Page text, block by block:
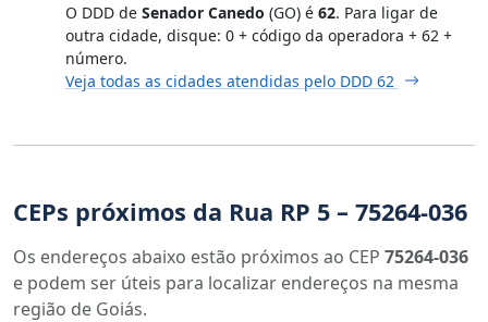
O DDD de Senador Canedo (GO) é 62. Para ligar de
outra cidade, disque: 0 + código da operadora + 62 +
número.
Veja todas as cidades atendidas pelo DDD 62
CEPs próximos da Rua RP 5 – 75264-036
Os endereços abaixo estão próximos ao CEP 75264-036
e podem ser úteis para localizar endereços na mesma
região de Goiás.